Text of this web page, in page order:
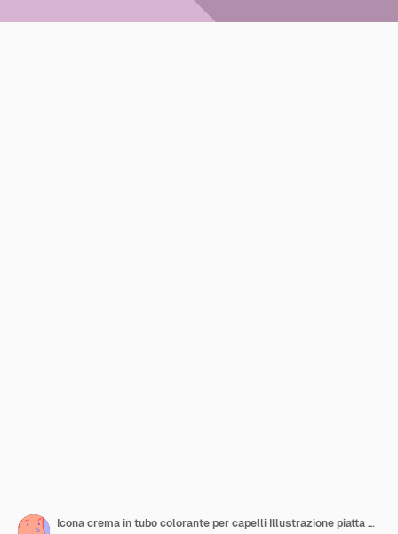
Icona crema in tubo colorante per capelli Illustrazione piatta dell'icona vettoriale crema in tubo colorante per capelli per il web design